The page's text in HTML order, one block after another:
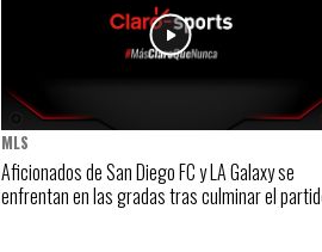
MLS
Aficionados de San Diego FC y LA Galaxy se
enfrentan en las gradas tras culminar el